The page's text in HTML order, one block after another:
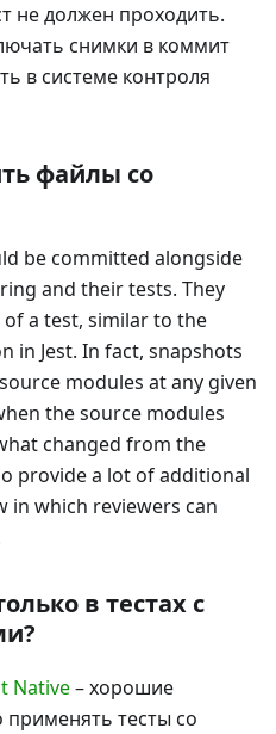
не должен проходить.
снимки в коммит
в системе контроля
файлы со
be committed alongside
and their tests. They
a test, similar to the
in Jest. In fact, snapshots
modules at any given
the source modules
changed from the
provide a lot of additional
in which reviewers can
в тестах с
Native– хорошие
тесты со